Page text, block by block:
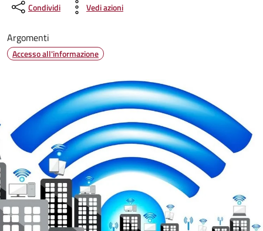
Condividi Vedi azioni
Argomenti
Accesso all'informazione